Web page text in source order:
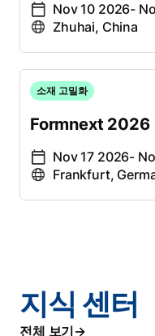
Nov 10 2026-
Zhuhai, China
소재 고밀화
Formnext 2026
Nov 17 2026-
Frankfurt,
지식 센터
전체 보기